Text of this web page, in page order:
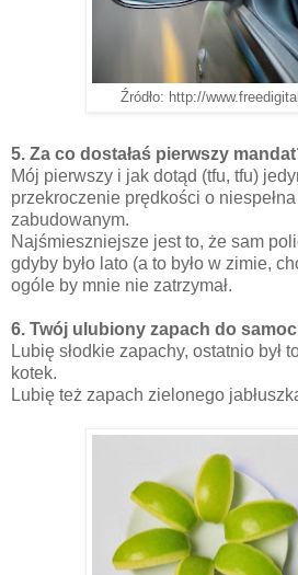
Źródło: http://
5. Za co dostałaś pierwszy
Mój pierwszy i jak dotąd (tfu, tfu)
przekroczenie prędkości o
zabudowanym.
Najśmieszniejsze jest to, że sam
gdyby było lato (a to było w zimie,
ogóle by mnie nie zatrzymał.
6. Twój ulubiony zapach do
Lubię słodkie zapachy, ostatnio był
kotek.
Lubię też zapach zielonego